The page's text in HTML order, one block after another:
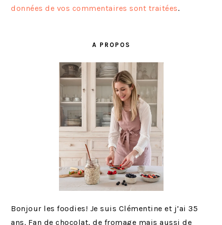
données de vos commentaires sont traitées.
A PROPOS
Bonjour les foodies! Je suis Clémentine et j’ai 35
ans. Fan de chocolat, de fromage mais aussi de